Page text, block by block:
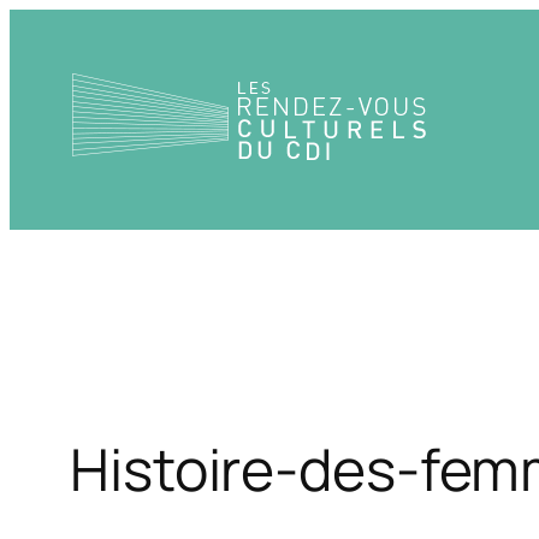
contenu
Histoire-des-